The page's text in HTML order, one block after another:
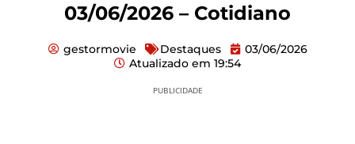
03/06/2026 – Cotidiano
gestormovie Destaques
03/06/2026
Atualizado em 19:54
PUBLICIDADE